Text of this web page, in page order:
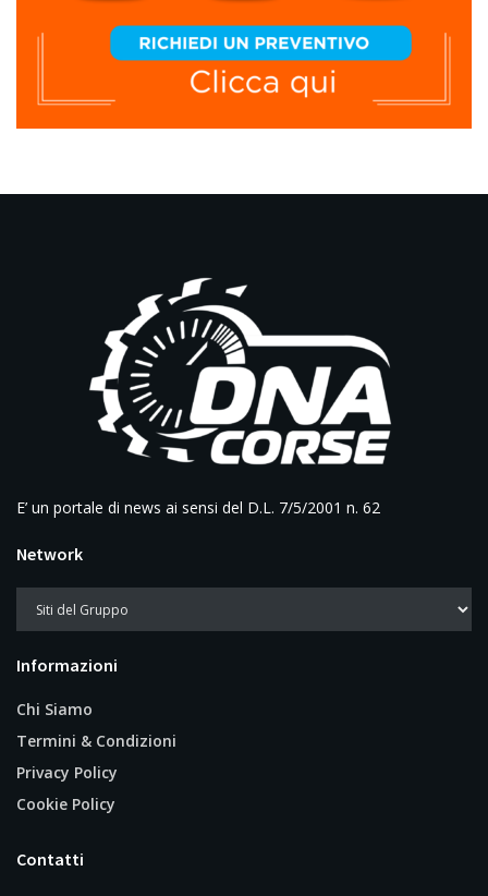
E’ un portale di news ai sensi del D.L. 7/5/2001 n. 62
Network
Informazioni
Chi Siamo
Termini & Condizioni
Privacy Policy
Cookie Policy
Contatti